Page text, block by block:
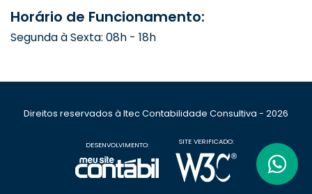
Horário de Funcionamento:
Segunda à Sexta: 08h - 18h
Direitos reservados à Itec Contabilidade Consultiva - 2026
DESENVOLVIMENTO: SITE VERIFICADO: